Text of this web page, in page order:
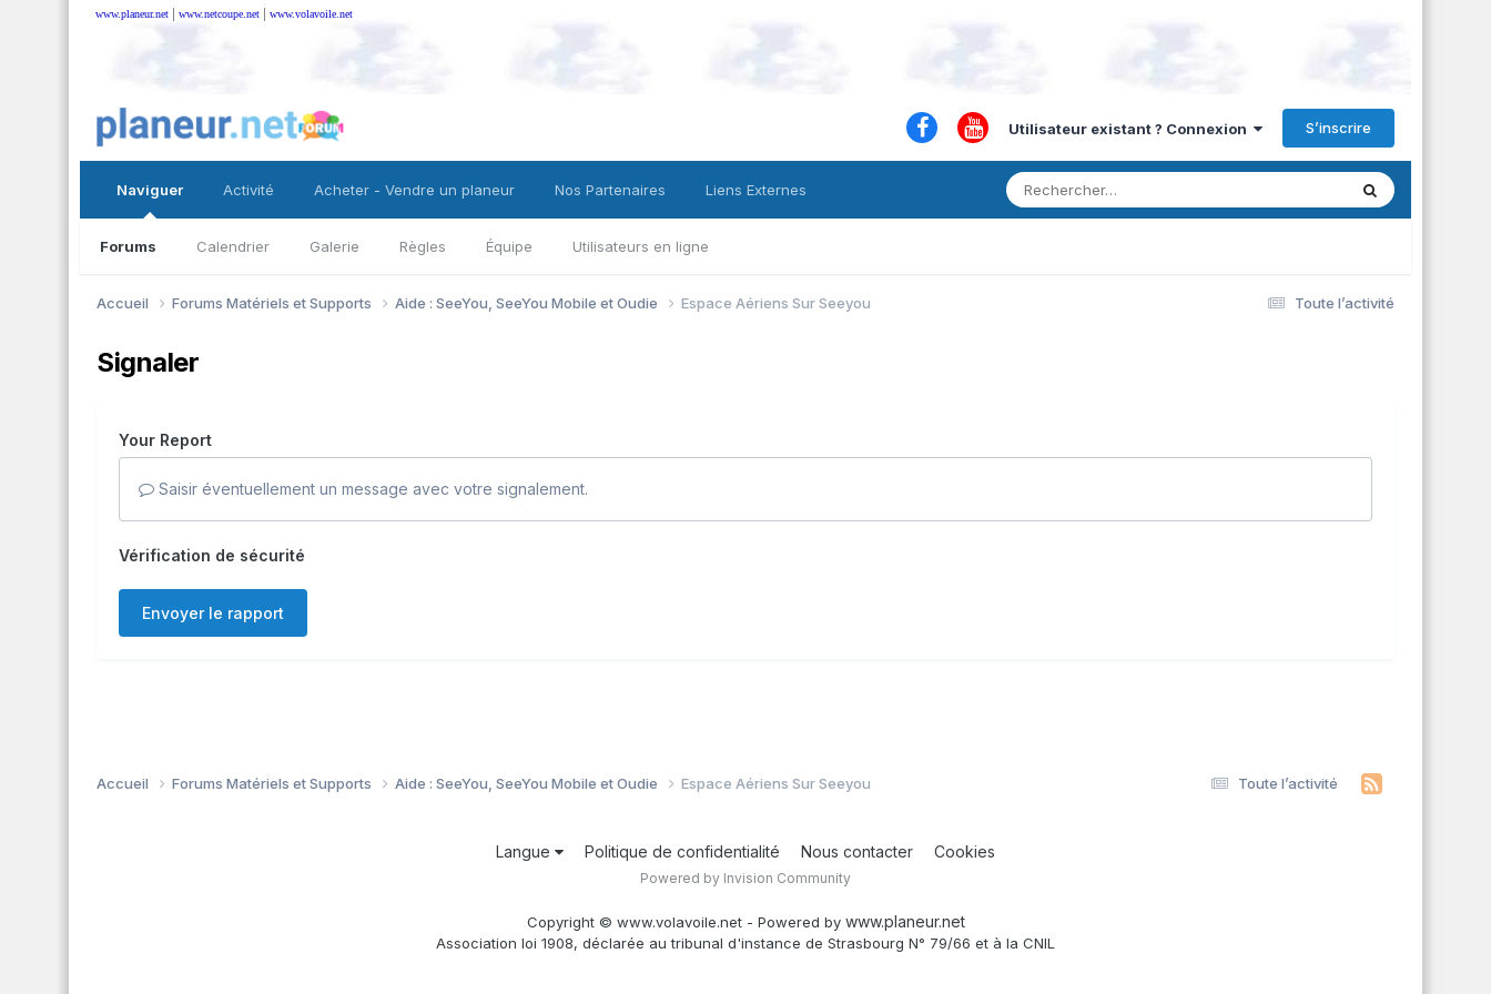
www.planeur.net | www.netcoupe.net | www.volavoile.net
Utilisateur existant ? Connexion S’inscrire
Naviguer
Forums Calendrier Galerie Règles Équipe Utilisateurs en ligne
Activité Acheter - Vendre un planeur Nos Partenaires Liens Externes
Toute l’activité
Accueil Forums Matériels et Supports Aide : SeeYou, SeeYou Mobile et Oudie Espace Aériens Sur Seeyou
Signaler
Your Report
Saisir éventuellement un message avec votre signalement.
Vérification de sécurité
Envoyer le rapport
Toute l’activité
Accueil Forums Matériels et Supports Aide : SeeYou, SeeYou Mobile et Oudie Espace Aériens Sur Seeyou
Langue Politique de confidentialité Nous contacter Cookies
Powered by Invision Community
Copyright © www.volavoile.net - Powered by www.planeur.net
Association loi 1908, déclarée au tribunal d'instance de Strasbourg N° 79/66 et à la CNIL